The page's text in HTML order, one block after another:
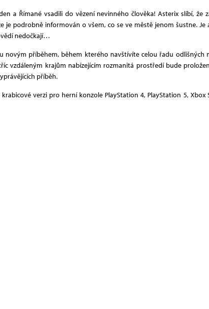
a Římané vsadili do vězení nevinného člověka! Asterix slíbí, že
podrobně informován o všem, co se ve městě jenom šustne.
nedočkají…
novým příběhem, během kterého navštívíte celou řadu
vzdáleným krajům nabízejícím rozmanitá prostředí bude
příběh.
verzi pro herní konzole PlayStation 4, PlayStation 5,